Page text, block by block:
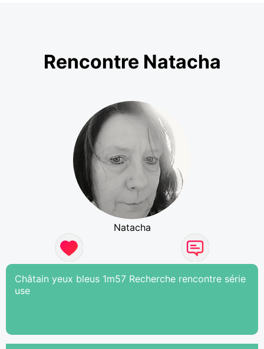
Rencontre Natacha
Natacha
Châtain yeux bleus 1m57 Recherche rencontre série
use